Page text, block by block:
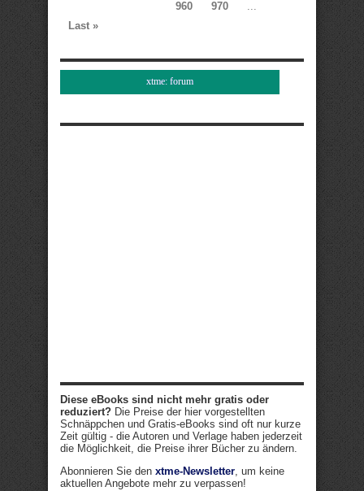
960
970
...
Last »
xtme: forum
Diese eBooks sind nicht mehr gratis oder
reduziert? Die Preise der hier vorgestellten
Schnäppchen und Gratis-eBooks sind oft nur kurze
Zeit gültig - die Autoren und Verlage haben jederzeit
die Möglichkeit, die Preise ihrer Bücher zu ändern.
Abonnieren Sie den xtme-Newsletter, um keine
aktuellen Angebote mehr zu verpassen!